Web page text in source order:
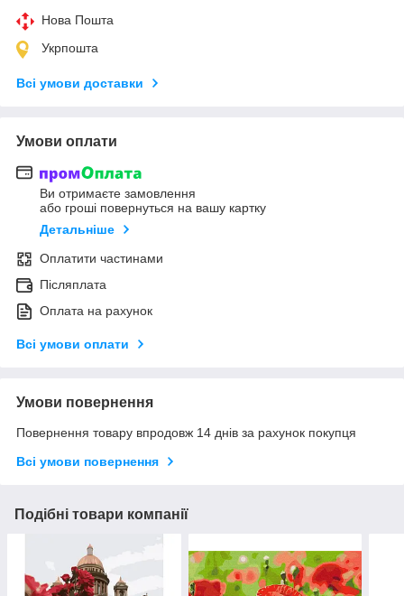
Нова Пошта
Укрпошта
Всі умови доставки
Умови оплати
Ви отримаєте замовлення
або гроші повернуться на вашу картку
Детальніше
Оплатити частинами
Післяплата
Оплата на рахунок
Всі умови оплати
Умови повернення
Повернення товару впродовж 14 днів за рахунок покупця
Всі умови повернення
Подібні товари компанії